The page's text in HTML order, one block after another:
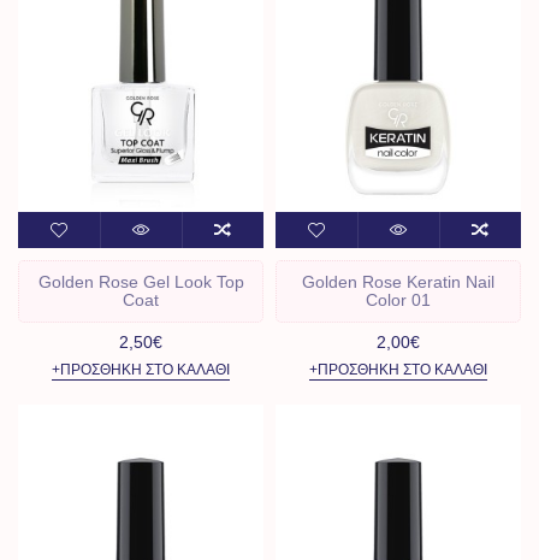
Golden Rose Gel Look Top
Coat
2,50€
+ΠΡΟΣΘΉΚΗ ΣΤΟ ΚΑΛΆΘΙ
Golden Rose Keratin Nail
Color 01
2,00€
+ΠΡΟΣΘΉΚΗ ΣΤΟ ΚΑΛΆΘΙ